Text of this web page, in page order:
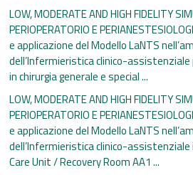
LOW, MODERATE AND HIGH FIDELITY
PERIOPERATORIO E
e applicazione del Modello LaNTS
dell’Infermieristica clinico-
in chirurgia generale e special ...
LOW, MODERATE AND HIGH FIDELITY
PERIOPERATORIO E
e applicazione del Modello LaNTS
dell’Infermieristica clinico-
Care Unit / Recovery Room AA1 ...